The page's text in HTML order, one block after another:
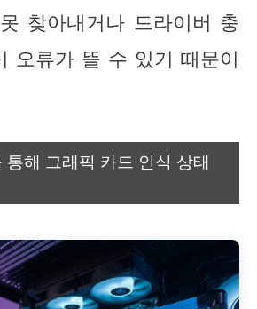
찾아내거나 드라이버 충
오류가 뜰 수 있기 때문이
통해 그래픽 카드 인식 상태